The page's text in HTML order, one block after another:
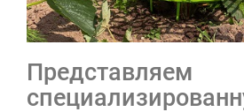
Представляем